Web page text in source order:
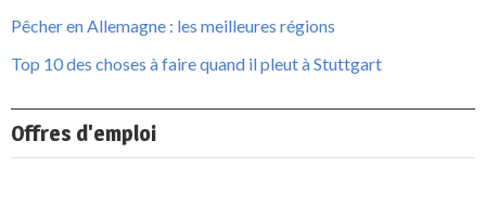
Pêcher en Allemagne : les meilleures régions
Top 10 des choses à faire quand il pleut à Stuttgart
Offres d'emploi